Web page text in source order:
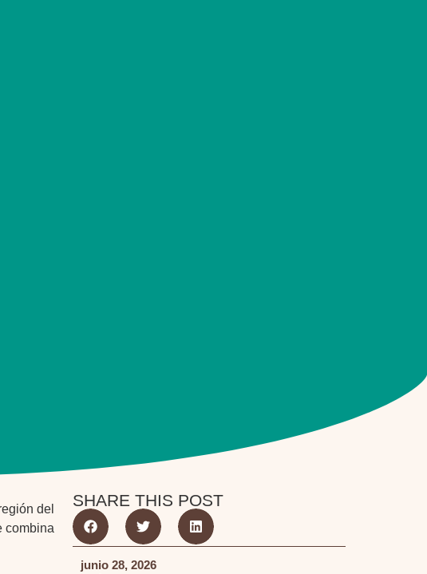
del
combina
SHARE THIS POST
junio 28, 2026